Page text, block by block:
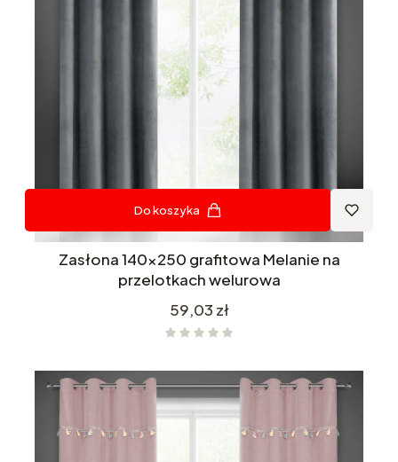
Do koszyka
Zasłona 140x250 grafitowa Melanie na
przelotkach welurowa
Cena
59,03 zł